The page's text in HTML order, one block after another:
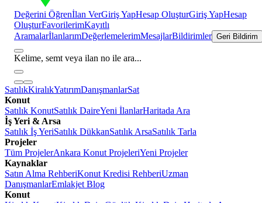
Değerini Öğrenİlan VerGiriş YapHesap OluşturGiriş YapHesap
OluşturFavorilerimKayıtlı
AramalarİlanlarımDeğerlemelerimMesajlarBildirimler Geri Bildirim
Kelime, semt veya ilan no ile ara...
SatılıkKiralıkYatırımDanışmanlarSat
Konut
Satılık KonutSatılık DaireYeni İlanlarHaritada Ara
İş Yeri & Arsa
Satılık İş YeriSatılık DükkanSatılık ArsaSatılık Tarla
Projeler
Tüm ProjelerAnkara Konut ProjeleriYeni Projeler
Kaynaklar
Satın Alma RehberiKonut Kredisi RehberiUzman
DanışmanlarEmlakjet Blog
Konut